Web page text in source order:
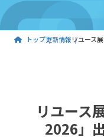
トップ更新情報リユース
リユース
2026」